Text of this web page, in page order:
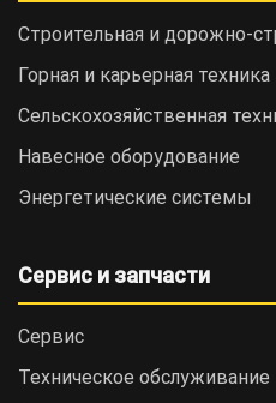
Строительная и дорожно-
Горная и карьерная техника
Сельскохозяйственная
Навесное оборудование
Энергетические системы
Сервис и запчасти
Сервис
Техническое обслуживание